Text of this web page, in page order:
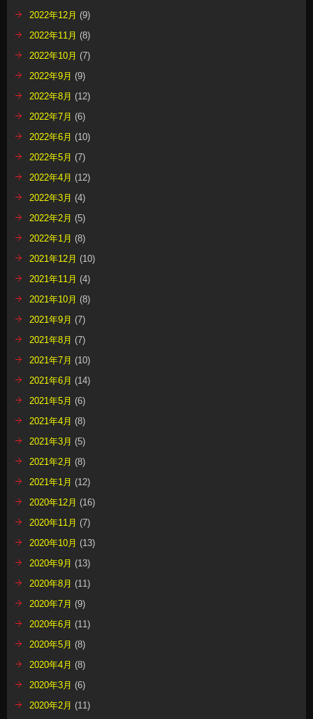
2022年12月 (9)
2022年11月 (8)
2022年10月 (7)
2022年9月 (9)
2022年8月 (12)
2022年7月 (6)
2022年6月 (10)
2022年5月 (7)
2022年4月 (12)
2022年3月 (4)
2022年2月 (5)
2022年1月 (8)
2021年12月 (10)
2021年11月 (4)
2021年10月 (8)
2021年9月 (7)
2021年8月 (7)
2021年7月 (10)
2021年6月 (14)
2021年5月 (6)
2021年4月 (8)
2021年3月 (5)
2021年2月 (8)
2021年1月 (12)
2020年12月 (16)
2020年11月 (7)
2020年10月 (13)
2020年9月 (13)
2020年8月 (11)
2020年7月 (9)
2020年6月 (11)
2020年5月 (8)
2020年4月 (8)
2020年3月 (6)
2020年2月 (11)